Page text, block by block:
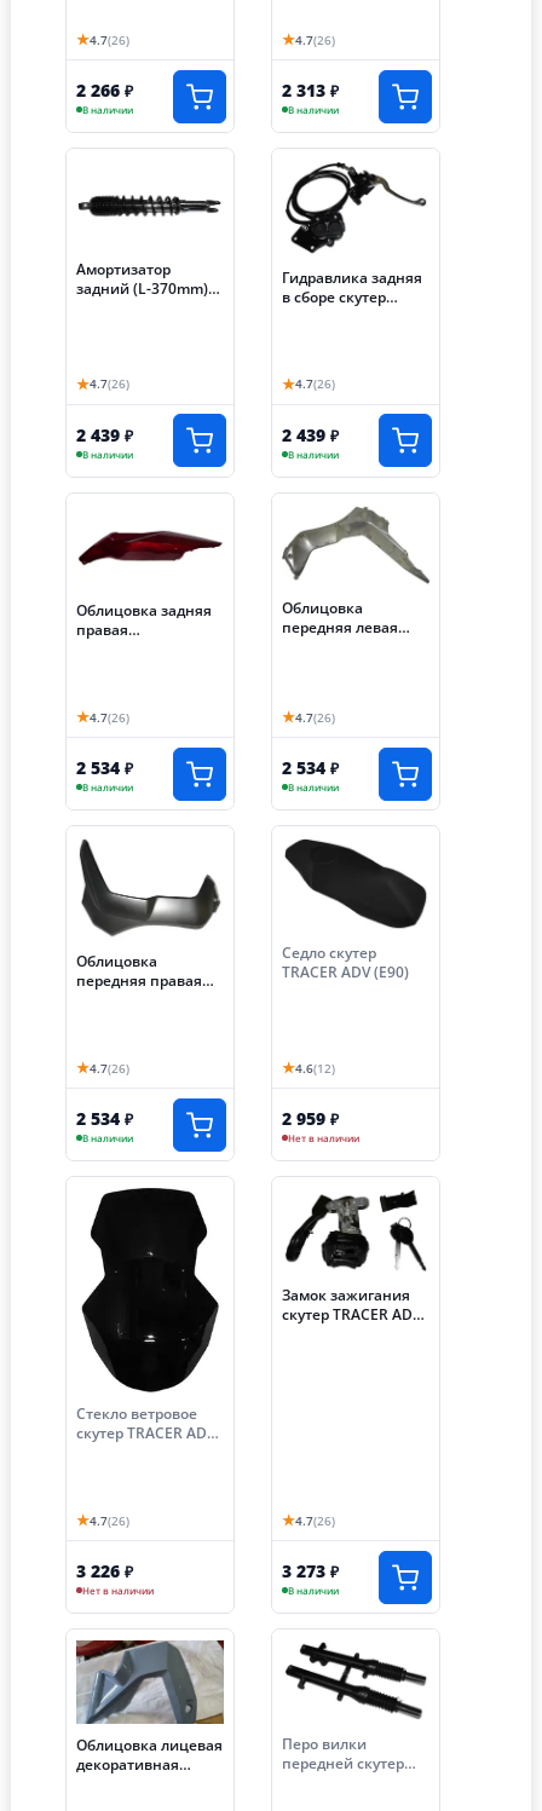
★4.7(26)
2 266 ₽
В наличии
★4.7(26)
2 313 ₽
В наличии
Амортизатор
задний (L-370mm)
★4.7(26)
2 439 ₽
В наличии
Гидравлика задняя
в сборе скутер
★4.7(26)
2 439 ₽
В наличии
Облицовка задняя
правая
★4.7(26)
2 534 ₽
В наличии
Облицовка
передняя левая
★4.7(26)
2 534 ₽
В наличии
Облицовка
передняя правая
★4.7(26)
2 534 ₽
В наличии
Седло скутер
TRACER ADV (Е90)
★4.6(12)
2 959 ₽
Нет в наличии
Стекло ветровое
скутер TRACER ADV
★4.7(26)
3 226 ₽
Нет в наличии
Замок зажигания
скутер TRACER ADV
★4.7(26)
3 273 ₽
В наличии
Облицовка лицевая
декоративная
Перо вилки
передней скутер